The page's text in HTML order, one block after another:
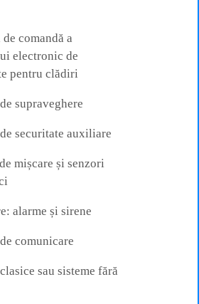
comandă a
electronic de
pentru clădiri
supraveghere
securitate auxiliare
mișcare și senzori
alarme și sirene
comunicare
sau sisteme fără